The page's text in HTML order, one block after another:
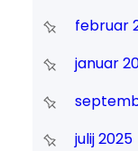
februar
januar
julij 2025